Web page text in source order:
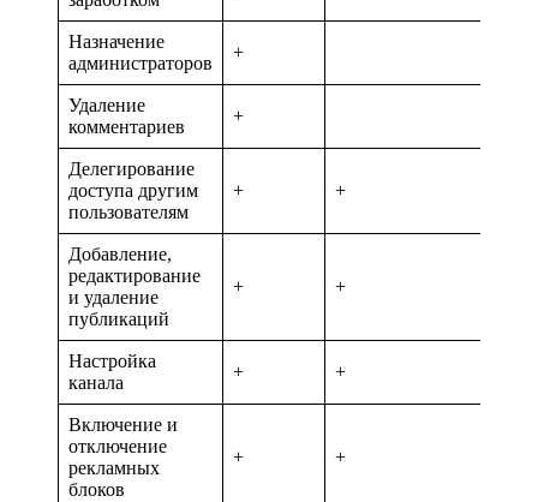
Назначение
администраторов
+
Удаление
комментариев
+
Делегирование
доступа другим
пользователям
+ +
Добавление,
редактирование
и удаление
публикаций
+ +
Настройка
канала
+ +
Включение и
отключение
рекламных
блоков
+ +